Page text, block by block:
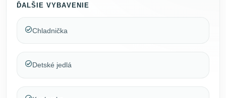
ĎALŠIE VYBAVENIE
Chladnička
Detské jedlá